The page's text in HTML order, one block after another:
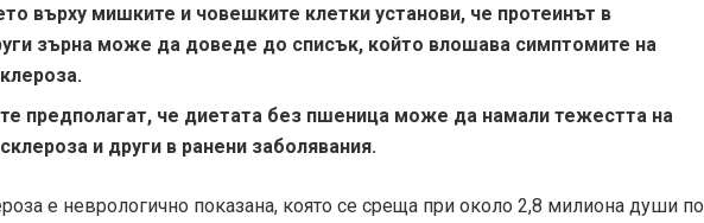
върху мишките и човешките клетки установи, че протеинът в
зърна може да доведе до списък, който влошава симптомите на
предполагат, че диетата без пшеница може да намали тежестта на
и други в ранени заболявания.
е неврологично показана, която се среща при около 2,8 милиона души по